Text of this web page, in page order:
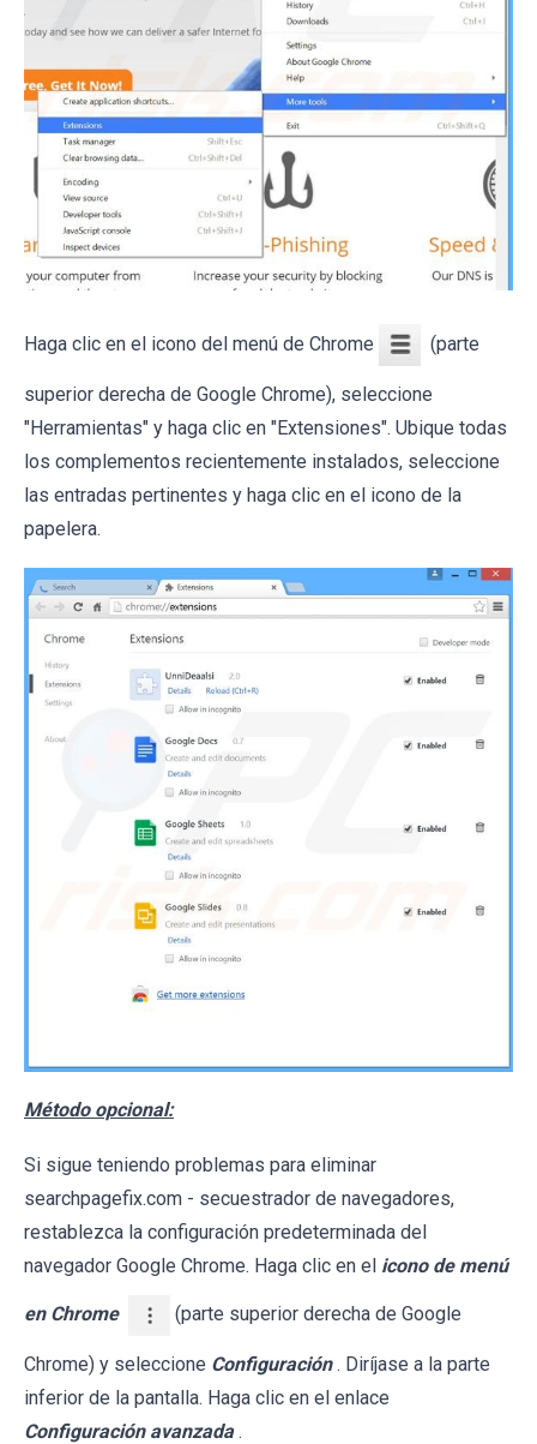
Haga clic en el icono del menú de Chrome (parte
superior derecha de Google Chrome), seleccione
"Herramientas" y haga clic en "Extensiones". Ubique todas
los complementos recientemente instalados, seleccione
las entradas pertinentes y haga clic en el icono de la
papelera.
Método opcional:
Si sigue teniendo problemas para eliminar
searchpagefix.com - secuestrador de navegadores,
restablezca la configuración predeterminada del
navegador Google Chrome. Haga clic en el icono de menú
en Chrome (parte superior derecha de Google
Chrome) y seleccione Configuración . Diríjase a la parte
inferior de la pantalla. Haga clic en el enlace
Configuración avanzada .